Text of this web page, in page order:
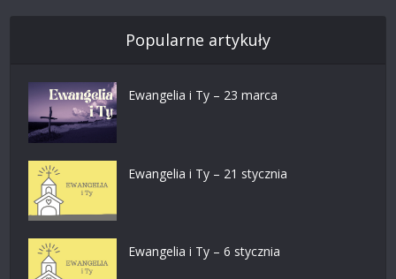
Popularne artykuły
Ewangelia i Ty – 23 marca
Ewangelia i Ty – 21 stycznia
Ewangelia i Ty – 6 stycznia